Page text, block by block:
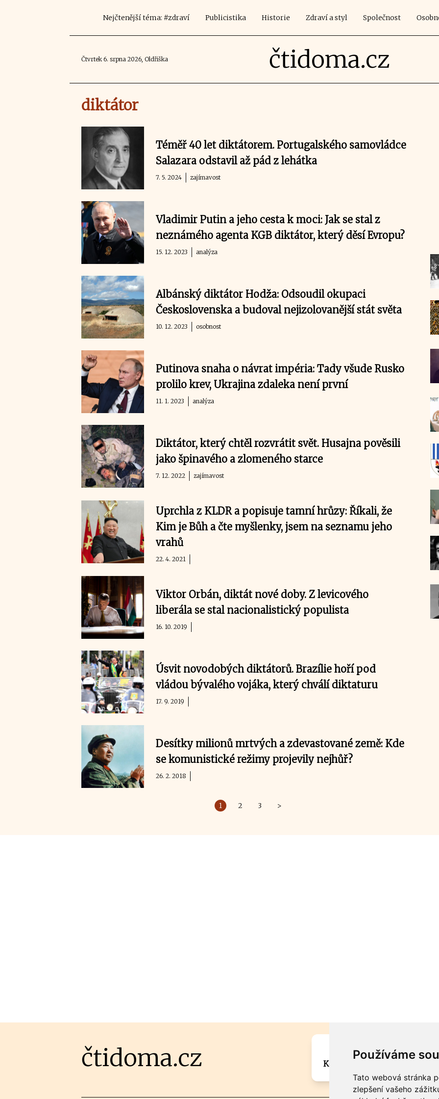
Používáme
Tato webová stránka
zlepšení vašeho
Nejčtenější téma: #zdraví Publicistika Historie Zdraví a styl Společnost
Čtvrtek 6. srpna 2026, Oldřiška čtidoma.cz
diktátor
Téměř 40 let diktátorem. Portugalského samovládce
Salazara odstavil až pád z lehátka
7. 5. 2024 zajímavost
Vladimir Putin a jeho cesta k moci: Jak se stal z
neznámého agenta KGB diktátor, který děsí Evropu?
15. 12. 2023 analýza
Albánský diktátor Hodža: Odsoudil okupaci
Československa a budoval nejizolovanější stát světa
10. 12. 2023 osobnost
Putinova snaha o návrat impéria: Tady všude Rusko
prolilo krev, Ukrajina zdaleka není první
11. 1. 2023 analýza
Diktátor, který chtěl rozvrátit svět. Husajna pověsili
jako špinavého a zlomeného starce
7. 12. 2022 zajímavost
Uprchla z KLDR a popisuje tamní hrůzy: Říkali, že
Kim je Bůh a čte myšlenky, jsem na seznamu jeho
vrahů
22. 4. 2021
Viktor Orbán, diktát nové doby. Z levicového
liberála se stal nacionalistický populista
16. 10. 2019
Úsvit novodobých diktátorů. Brazílie hoří pod
vládou bývalého vojáka, který chválí diktaturu
17. 9. 2019
Desítky milionů mrtvých a zdevastované země: Kde
se komunistické režimy projevily nejhůř?
26. 2. 2018
1 2 3 >
čtidoma.cz
Máte zajímavou
Kontaktujte šéfredaktora